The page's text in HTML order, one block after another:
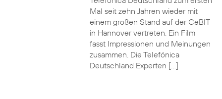
Mal seit zehn Jahren wieder mit
einem großen Stand auf der CeBIT
in Hannover vertreten. Ein Film
fasst Impressionen und Meinungen
zusammen. Die Telefónica
Deutschland Experten […]